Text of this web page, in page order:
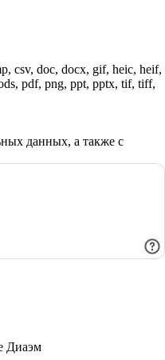
csv, doc, docx, gif, heic, heif,
pdf, png, ppt, pptx, tif, tiff,
данных, а также с
Диаэм